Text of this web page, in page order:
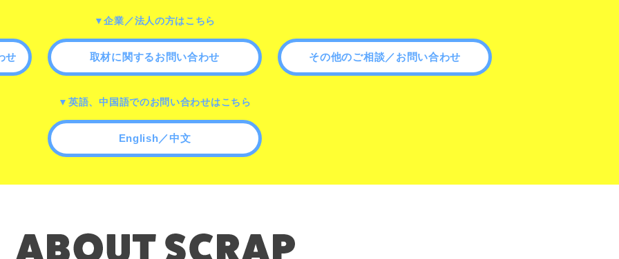
▼企業／法人の方はこちら
せ 取材に関するお問い合わせ その他のご相談／お問い合わせ
▼英語、中国語でのお問い合わせはこちら
English／中文